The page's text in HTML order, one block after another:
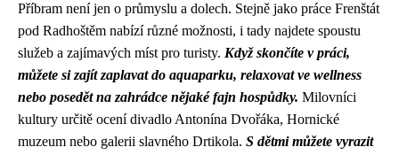
Příbram není jen o průmyslu a dolech. Stejně jako práce Frenštát
pod Radhoštěm nabízí různé možnosti, i tady najdete spoustu
služeb a zajímavých míst pro turisty. Když skončíte v práci,
můžete si zajít zaplavat do aquaparku, relaxovat ve wellness
nebo posedět na zahrádce nějaké fajn hospůdky. Milovníci
kultury určitě ocení divadlo Antonína Dvořáka, Hornické
muzeum nebo galerii slavného Drtikola. S dětmi můžete vyrazit